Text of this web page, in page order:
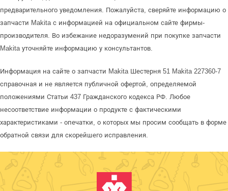
предварительного уведомления. Пожалуйста, сверяйте информацию о
запчасти Makita с информацией на официальном сайте фирмы-
производителя. Во избежание недоразумений при покупке запчасти
Makita уточняйте информацию у консультантов.
Информация на сайте о запчасти Makita Шестерня 51 Makita 227360-7
справочная и не является публичной офертой, определяемой
положениями Статьи 437 Гражданского кодекса РФ. Любое
несоответствие информации о продукте с фактическими
характеристиками - опечатки, о которых мы просим сообщать в форме
обратной связи для скорейшего исправления.